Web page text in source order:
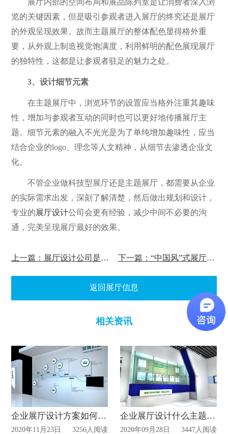
展厅内部的空间布局和展品陈列室是让消费者深入浏
览的关键因素，但是吸引参观者进入展厅的终究还是展厅
的外观呈现效果。故而主题展厅的整体配色显得格外重
要，从外观上制造视觉饱满度，利用鲜明的配色展现展厅
的独特性，这都是让参观者驻足的魅力之处。
3、设计细节元素
在主题展厅中，浏览环节的设置应当格外注重其趣味
性，增加与参观者互动的同时也可以更好地传播展厅主
题。细节元素的融入不光光是为了单纯增加趣味性，应当
结合企业的logo、理念等人文精神，从细节去渗透企业文
化。
不管企业做科技型展厅还是主题展厅，都需要从企业
的实际需求出发，深刻了解清楚，然后做出规划和设计，
专业的展厅设计公司会更有经验，减少中间不必要的沟
通，完美呈现展厅最好的效果。
上一篇：展厅设计公司是怎么做到有创意? 下一篇：“中国风”式展厅如何设计?
返回展厅信息
相关资讯
企业展厅设计方案如何策划?
2020年11月23日 3256人阅读
企业展厅设计什么主题合适？
2020年09月28日 3447人阅读